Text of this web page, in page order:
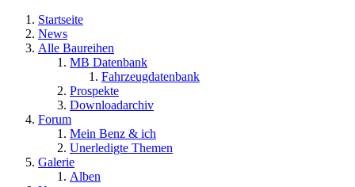
Startseite
News
Alle Baureihen
MB Datenbank
Fahrzeugdatenbank
Prospekte
Downloadarchiv
Forum
Mein Benz & ich
Unerledigte Themen
Galerie
Alben